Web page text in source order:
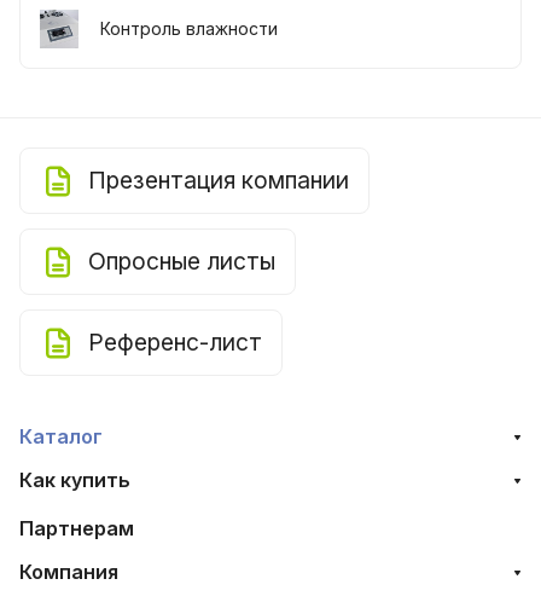
Контроль влажности
Презентация компании
Опросные листы
Референс-лист
Каталог
Как купить
Партнерам
Компания